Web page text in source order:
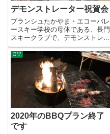
デモンストレーター祝賀会
ブランシュたかやま・エコーバレ
ースキー学校の母体である、長門
スキークラブで、デモンストレー
タの認定祝賀会が行われまし
た。...
日記
2020年のBBQプラン終了
です